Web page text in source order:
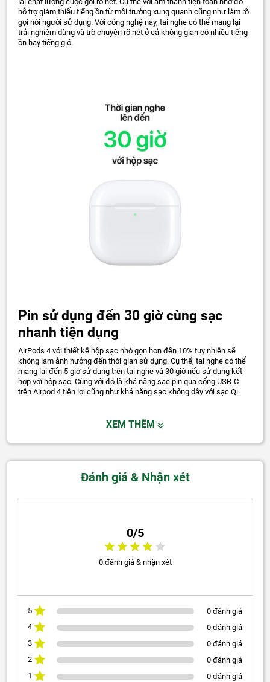
hỗ trợ giảm thiểu tiếng ồn từ môi trường xung quanh cũng như làm rõ
gọi nói người sử dụng. Với công nghệ này, tai nghe có thể mang lại
trải nghiệm dùng và trò chuyện rõ nét ở cả không gian có nhiều tiếng
ồn hay tiếng gió.
Pin sử dụng đến 30 giờ cùng sạc
nhanh tiện dụng
AirPods 4 với thiết kế hộp sạc nhỏ gọn hơn đến 10% tuy nhiên sẽ
không làm ảnh hưởng đến thời gian sử dụng. Cụ thể, tai nghe có thể
mang lại đến 5 giờ sử dụng trên tai nghe và 30 giờ nếu sử dụng kết
hợp với hộp sạc. Cùng với đó là khả năng sạc pin qua cổng USB-C
trên Airpod 4 tiện lợi cũng như khả năng sạc không dây với sạc Qi.
XEM THÊM
Đánh giá & Nhận xét
0/5
0 đánh giá & nhận xét
5
0 đánh giá
4
0 đánh giá
3
0 đánh giá
2
0 đánh giá
1
0 đánh giá